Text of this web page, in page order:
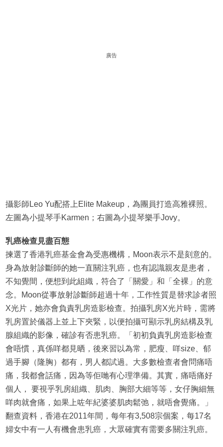
廣告
攝影師Leo Yu配搭上Elite Makeup，為團員打造高雅裸照。
左圖為小提琴手Karmen；右圖為小提琴樂手Jovy。
乳癌檢查見盡百態
揀選了香港乳癌基金會為受惠機構，Moon表示不是刻意的。
身為放射診斷師的她一直關注乳癌，也有認識親友是患者，
不知覺間，便想到此組織，符合了「關愛」和「全裸」的意
念。Moon從事放射診斷師超過十年，工作性質是替求診者照
X光片，她亦會負責乳房造影檢查。拍攝乳房X光片時，需將
乳房置於儀器上並上下夾緊，以便拍攝可顯示乳房結構及乳
腺組織的影像，確診有否患乳癌。「初初負責乳房造影檢查
會唔慣，真係咩都見晒，後來習以為常，肥瘦、咩size、郁
過手腳（隆胸）都有，男人都試過。大多數檢查者會問痛唔
痛，我都會話痛，因為等佢哋有心理準備。其實，痛唔痛好
個人， 要視乎乳房組織、肌肉、胸部大細等等，女仔胸細無
咩肉就會痛，如果上咗年紀婆婆肌肉鬆弛，就唔會覺痛。」
翻查資料，香港在2011年間，每年有3,508宗個案，每17名
婦女中有一人有機會患乳癌，大眾確實有需要多關注乳癌。